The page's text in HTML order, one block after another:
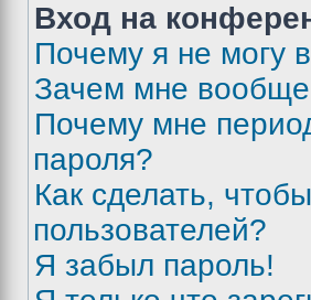
Вход на
Почему я не могу
Зачем мне вообще
Почему мне
пароля?
Как сделать,
пользователей?
Я забыл пароль!